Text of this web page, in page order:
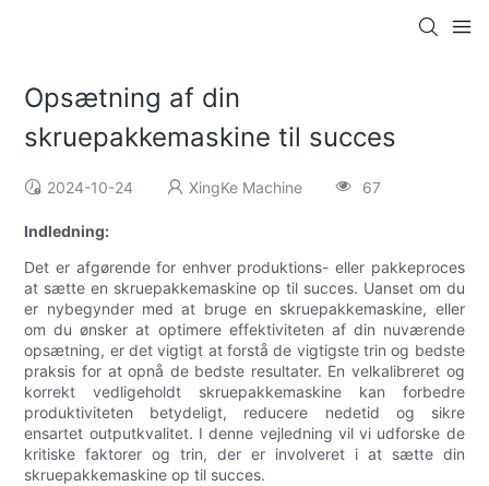
Opsætning af din
skruepakkemaskine til succes
2024-10-24 XingKe Machine 67
Indledning:
Det er afgørende for enhver produktions- eller pakkeproces
at sætte en skruepakkemaskine op til succes. Uanset om du
er nybegynder med at bruge en skruepakkemaskine, eller
om du ønsker at optimere effektiviteten af ​​din nuværende
opsætning, er det vigtigt at forstå de vigtigste trin og bedste
praksis for at opnå de bedste resultater. En velkalibreret og
korrekt vedligeholdt skruepakkemaskine kan forbedre
produktiviteten betydeligt, reducere nedetid og sikre
ensartet outputkvalitet. I denne vejledning vil vi udforske de
kritiske faktorer og trin, der er involveret i at sætte din
skruepakkemaskine op til succes.